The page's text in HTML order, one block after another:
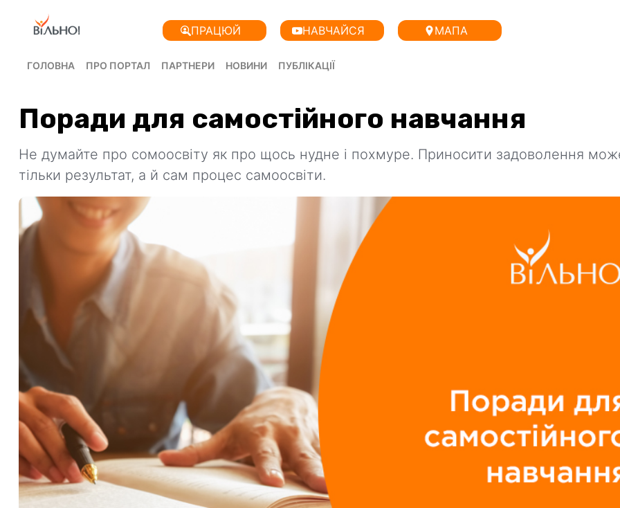
ПРАЦЮЙ НАВЧАЙСЯ МАПА
ГОЛОВНА ПРО ПОРТАЛ ПАРТНЕРИ НОВИНИ ПУБЛІКАЦІЇ
Поради для самостійного навчання
Не думайте про сомоосвіту як про щось нудне і похмуре. Приносити задоволення
тільки результат, а й сам процес самоосвіти.